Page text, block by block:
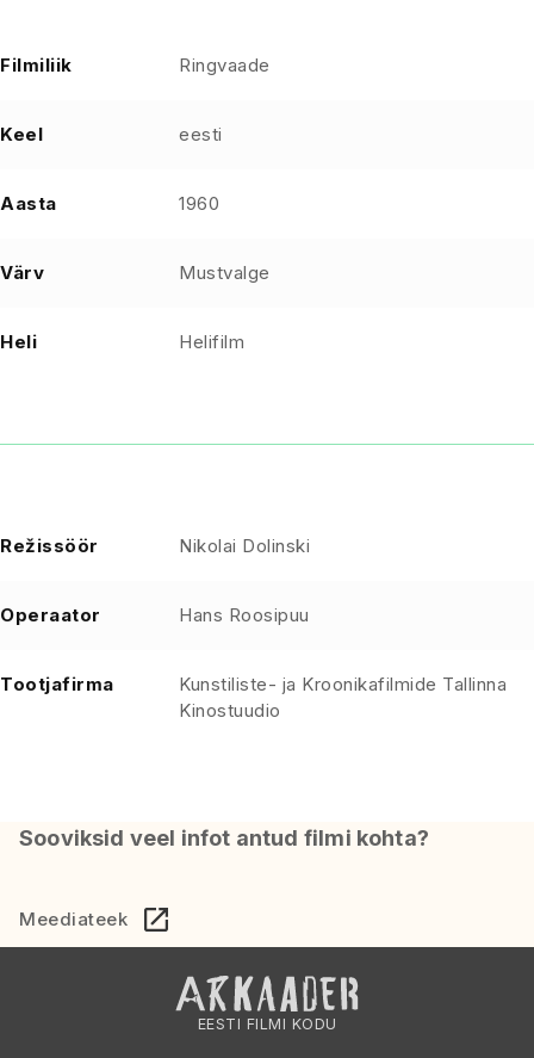
Filmiliik Ringvaade
Keel eesti
Aasta 1960
Värv Mustvalge
Heli Helifilm
Režissöör Nikolai Dolinski
Operaator Hans Roosipuu
Tootjafirma
Kunstiliste- ja Kroonikafilmide Tallinna
Kinostuudio
Sooviksid veel infot antud filmi kohta?
Meediateek
EESTI FILMI KODU